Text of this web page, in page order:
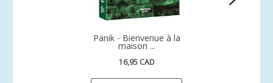
Panik - Bienvenue à la
maison ...
16,95 CAD